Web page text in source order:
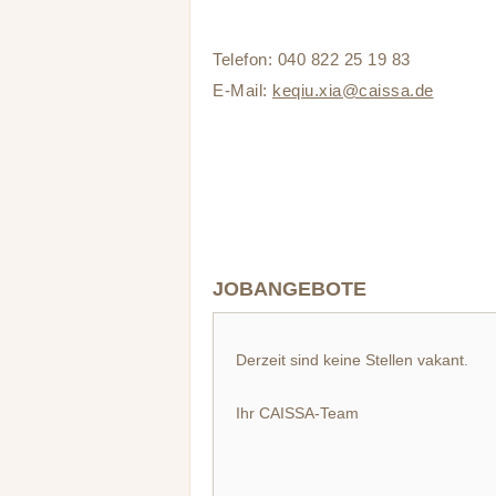
Telefon: 040 822 25 19 83
E-Mail: keqiu.xia@caissa.de
JOBANGEBOTE
Derzeit sind keine Stellen vakant.
Ihr CAISSA-Team